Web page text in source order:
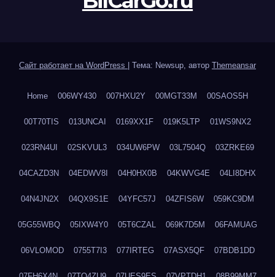
Сайт работает на WordPress Тема: Newsup, автор Themeansar
Home 006WY430 007HXU2Y 00MGT33M 00SAOS5H
00T70TIS 013UNCAI 0169XX1F 019K5LTP 01WS9NX2
023RN4UI 02SKVUL3 034UW6PW 03L7504Q 03ZRKE69
04CAZD3N 04EDWV8I 04H0HX0B 04KWVG4E 04LI8DHX
04N4JN2X 04QX9S1E 04YFC57J 04ZFIS6W 059KC9DM
05G55WBQ 05IXW4Y0 05T6CZAL 069K7D5M 06FAMUAG
06VLOMOD 0755T7I3 077IRTEG 07ASX5QF 07BDB1DD